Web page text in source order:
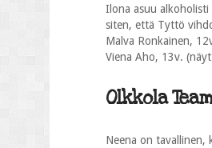
Ilona asuu alkoholisti
siten, että Tyttö
Malva Ronkainen,
Viena Aho, 13v.
Olkkola
Neena on tavallinen,